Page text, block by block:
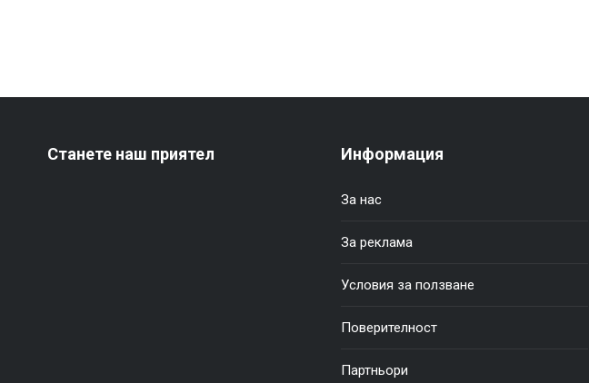
Станете наш приятел Информация
За нас
За реклама
Условия за ползване
Поверителност
Партньори